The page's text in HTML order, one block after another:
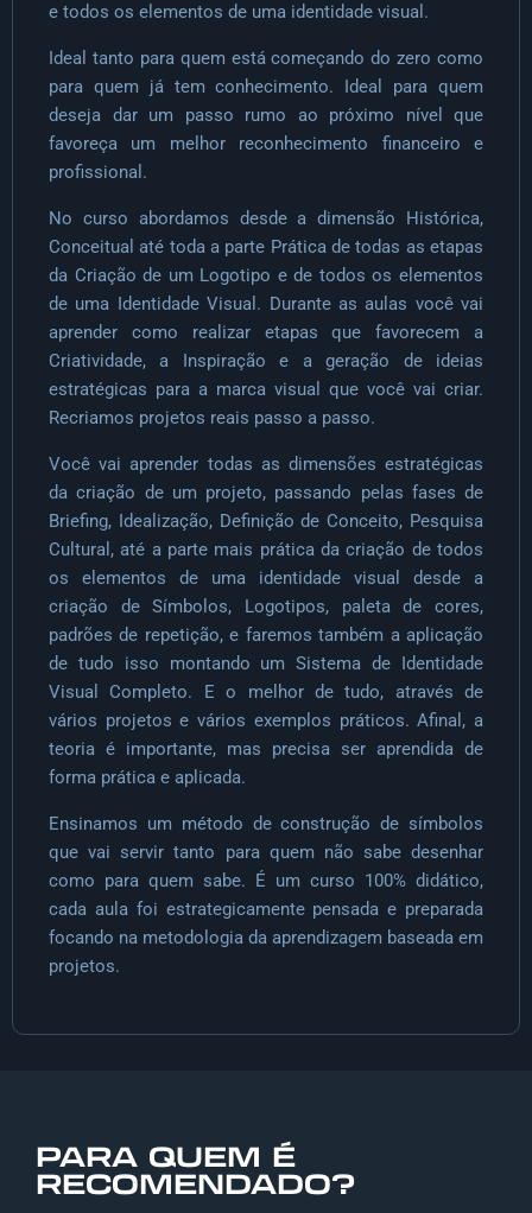
e todos os elementos de uma identidade visual.
Ideal tanto para quem está começando do zero como
para quem já tem conhecimento. Ideal para quem
deseja dar um passo rumo ao próximo nível que
favoreça um melhor reconhecimento financeiro e
profissional.
No curso abordamos desde a dimensão Histórica,
Conceitual até toda a parte Prática de todas as etapas
da Criação de um Logotipo e de todos os elementos
de uma Identidade Visual. Durante as aulas você vai
aprender como realizar etapas que favorecem a
Criatividade, a Inspiração e a geração de ideias
estratégicas para a marca visual que você vai criar.
Recriamos projetos reais passo a passo.
Você vai aprender todas as dimensões estratégicas
da criação de um projeto, passando pelas fases de
Briefing, Idealização, Definição de Conceito, Pesquisa
Cultural, até a parte mais prática da criação de todos
os elementos de uma identidade visual desde a
criação de Símbolos, Logotipos, paleta de cores,
padrões de repetição, e faremos também a aplicação
de tudo isso montando um Sistema de Identidade
Visual Completo. E o melhor de tudo, através de
vários projetos e vários exemplos práticos. Afinal, a
teoria é importante, mas precisa ser aprendida de
forma prática e aplicada.
Ensinamos um método de construção de símbolos
que vai servir tanto para quem não sabe desenhar
como para quem sabe. É um curso 100% didático,
cada aula foi estrategicamente pensada e preparada
focando na metodologia da aprendizagem baseada em
projetos.
PARA QUEM É
RECOMENDADO?